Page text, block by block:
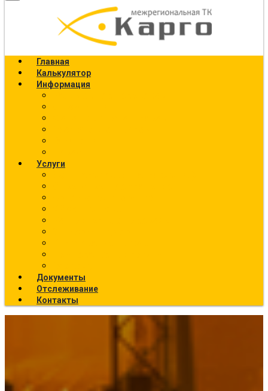
Главная
Калькулятор
Информация
Услуги
Документы
Отслеживание
Контакты